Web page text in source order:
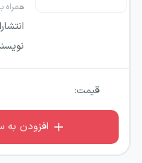
همراه
قیمت:
افزودن به